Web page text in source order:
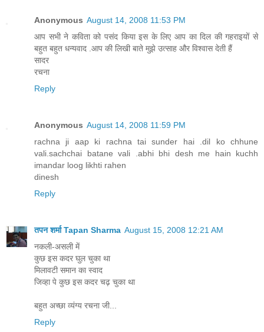
Anonymous August 14, 2008 11:53 PM
आप सभी ने कविता को पसंद किया इस के लिए आप का दिल की गहराइयों से
बहुत बहुत धन्यवाद .आप की लिखी बाते मुझे उत्साह और विश्वास देती हैं
सादर
रचना
Reply
Anonymous August 14, 2008 11:59 PM
rachna ji aap ki rachna tai sunder hai .dil ko chhune
vali.sachchai batane vali .abhi bhi desh me hain kuchh
imandar loog likhti rahen
dinesh
Reply
तपन शर्मा Tapan Sharma August 15, 2008 12:21 AM
नकली-असली में
कुछ इस कदर घुल चुका था
मिलावटी समान का स्वाद
जिव्हा पे कुछ इस कदर चढ़ चुका था
बहुत अच्छा व्यंग्य रचना जी...
Reply